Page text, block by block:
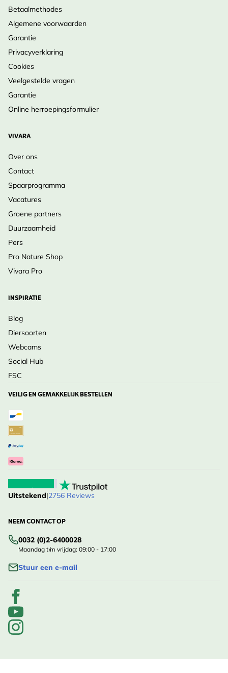
type
Pagina's
Auteur
Met
bijdragen
van
Betaalmethodes
Algemene voorwaarden
Garantie
Privacyverklaring
Cookies
Veelgestelde vragen
Garantie
Online herroepingsformulier
VIVARA
Over ons
Contact
Spaarprogramma
Vacatures
Groene partners
Duurzaamheid
Pers
Pro Nature Shop
Vivara Pro
INSPIRATIE
Blog
Diersoorten
Webcams
Social Hub
FSC
VEILIG EN GEMAKKELIJK BESTELLEN
Uitstekend|2756 Reviews
NEEM CONTACT OP
0032 (0)2-6400028
Maandag t/m vrijdag: 09:00 - 17:00
Stuur een e-mail